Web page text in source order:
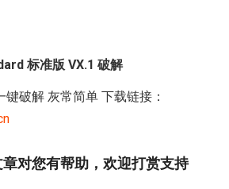
标准版 VX.1 破解
键破解 灰常简单 下载链接：
对您有帮助，欢迎打赏支持